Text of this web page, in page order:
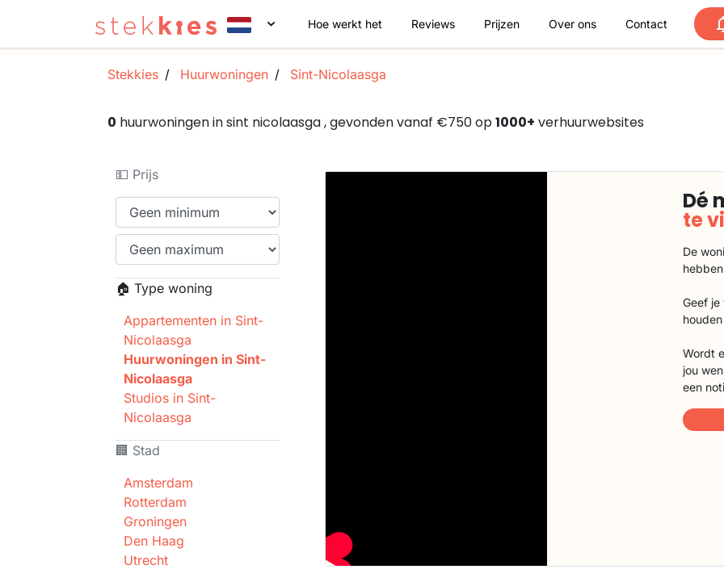
Hoe werkt het Reviews Prijzen Over ons Contact
Stekkies Huurwoningen Sint-Nicolaasga
0 huurwoningen in sint nicolaasga , gevonden vanaf €750 op1000+ verhuurwebsites
💵 Prijs
🏠 Type woning
Appartementen in Sint-
Nicolaasga
Huurwoningen in Sint-
Nicolaasga
Studios in Sint-
Nicolaasga
🏢 Stad
Amsterdam
Rotterdam
Groningen
Den Haag
Utrecht
Dé
te
De
Geef
Wordt
jou
een